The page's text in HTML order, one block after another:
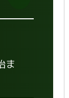
ま